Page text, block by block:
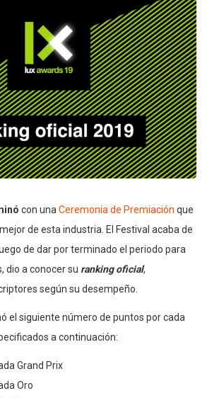
con una Ceremonia de Premiación que
de esta industria. El Festival acaba de
de dar por terminado el periodo para
dio a conocer su ranking oficial,
según su desempeño.
el siguiente número de puntos por cada
a continuación:
Grand Prix
Oro